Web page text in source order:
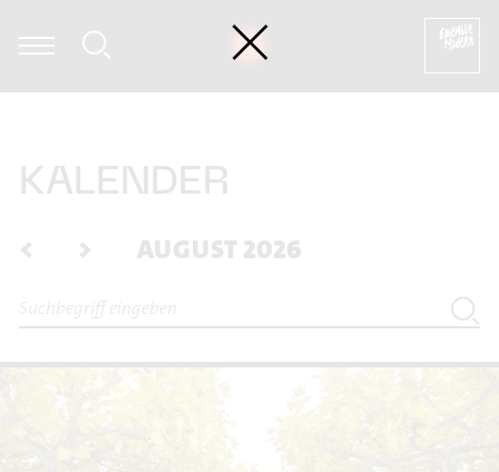
Dietmar Wiesner - Soundskultpur
KALENDER
< > AUGUST 2026